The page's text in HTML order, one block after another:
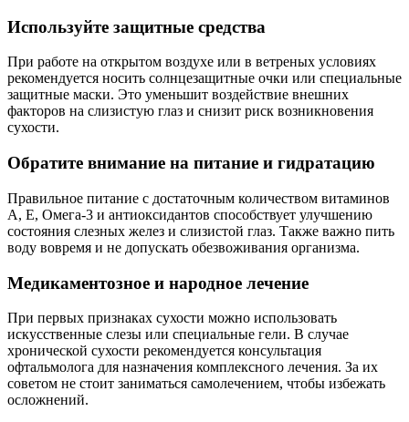
Используйте защитные средства
При работе на открытом воздухе или в ветреных условиях
рекомендуется носить солнцезащитные очки или специальные
защитные маски. Это уменьшит воздействие внешних
факторов на слизистую глаз и снизит риск возникновения
сухости.
Обратите внимание на питание и гидратацию
Правильное питание с достаточным количеством витаминов
А, Е, Омега-3 и антиоксидантов способствует улучшению
состояния слезных желез и слизистой глаз. Также важно пить
воду вовремя и не допускать обезвоживания организма.
Медикаментозное и народное лечение
При первых признаках сухости можно использовать
искусственные слезы или специальные гели. В случае
хронической сухости рекомендуется консультация
офтальмолога для назначения комплексного лечения. За их
советом не стоит заниматься самолечением, чтобы избежать
осложнений.